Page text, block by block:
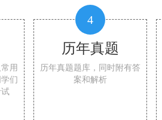
用
们
4
历年真题
历年真题题库，同时附有答
案和解析